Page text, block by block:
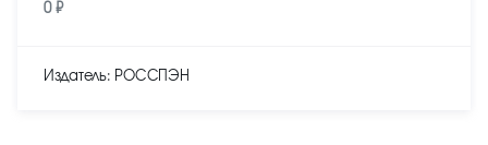
0 ₽
Издатель: РОССПЭН